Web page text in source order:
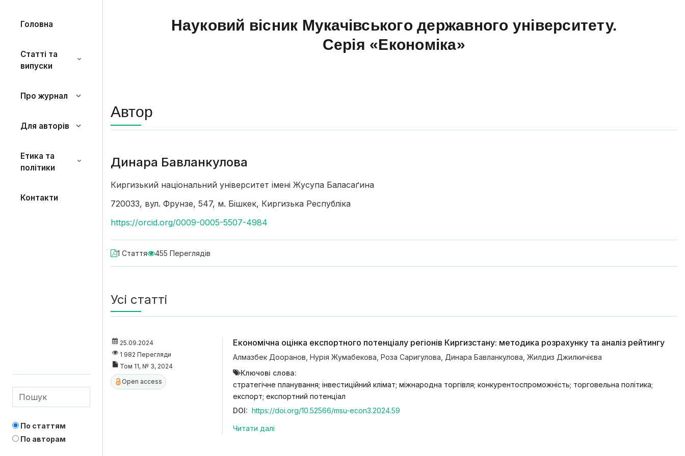
Головна
Статті та
випуски
Про журнал
Для авторів
Етика та
політики
Контакти
По статтям
По авторам
Науковий вісник Мукачівського державного університету.
Серія «Економіка»
Автор
Динара Бавланкулова
Киргизький національний університет імені Жусупа Баласаґина
720033, вул. Фрунзе, 547, м. Бішкек, Киргизька Республіка
https://orcid.org/0009-0005-5507-4984
1 Стаття 455 Переглядів
Усі статті
25.09.2024
1 982 Перегляди
Том 11, № 3, 2024
Open access
Економічна оцінка експортного потенціалу регіонів Киргизстану: методика розрахунку та аналіз рейтингу
Алмазбек Дооранов Нурія Жумабекова Роза Саригулова Динара Бавланкулова Жилдиз Джилкичієва
Ключові слова:
стратегічне планування; інвестиційний клімат; міжнародна торгівля; конкурентоспроможність; торговельна політика;
експорт; експортний потенціал
DOI: https://doi.org/10.52566/msu-econ3.2024.59
Читати далі